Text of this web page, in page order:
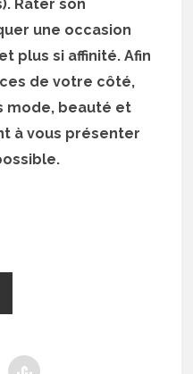
Rater son
une occasion
plus si affinité. Afin
de votre côté,
mode, beauté et
à vous présenter